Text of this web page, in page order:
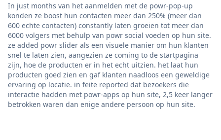
In just months van het aanmelden met de powr-pop-up
konden ze boost hun contacten meer dan 250% (meer dan
600 echte contacten) constantly laten groeien tot meer dan
6000 volgers met behulp van powr social voeden op hun site.
ze added powr slider als een visuele manier om hun klanten
snel te laten zien, aangezien ze coming to de startpagina
zijn, hoe de producten er in het echt uitzien. het laat hun
producten goed zien en gaf klanten naadloos een geweldige
ervaring op locatie. in feite reported dat bezoekers die
interactie hadden met powr-apps op hun site, 2,5 keer langer
betrokken waren dan enige andere persoon op hun site.